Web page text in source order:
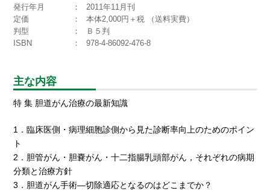
発行年月
2011年11月刊
定価
本体2,000円＋税 （送料実費）
判型
Ｂ５判
ISBN
978-4-86092-476-8
主な内容
特 集 胆道がん治療の最新知識
1．臨床医側・病理細胞診側から見た診断率向上のためのポイン
ト
2．胆管がん・胆嚢がん・十二指腸乳頭部がん，それぞれの病期
分類と治療方針
3．胆道がん手術―切除適応となるのはどこまでか？